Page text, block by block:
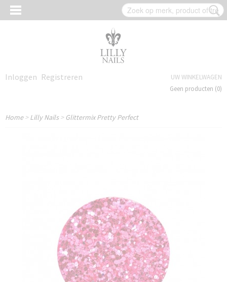
Inloggen Registreren
UW WINKELWAGEN
Geen producten (0)
Home>Lilly Nails> Glittermix Pretty Perfect